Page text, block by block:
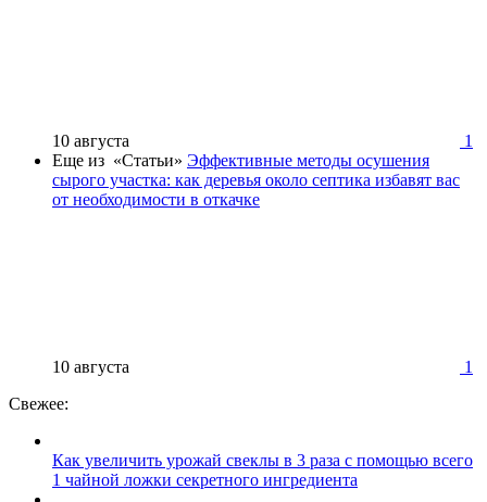
10 августа
1
Еще из «Статьи» Эффективные методы осушения
сырого участка: как деревья около септика избавят вас
от необходимости в откачке
10 августа
1
Свежее:
Как увеличить урожай свеклы в 3 раза с помощью всего
1 чайной ложки секретного ингредиента